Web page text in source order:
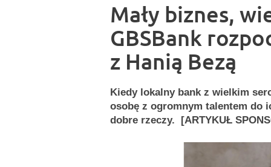
Mały biznes,
GBSBank
z Hanią Bezą
Kiedy lokalny bank z wielkim
osobę z ogromnym talentem do
dobre rzeczy. [ARTYKUŁ